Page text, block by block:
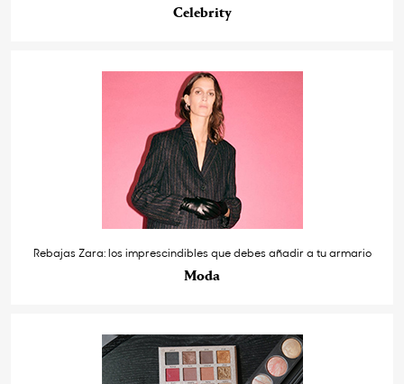
Celebrity
Rebajas Zara: los imprescindibles que debes añadir a tu armario
Moda